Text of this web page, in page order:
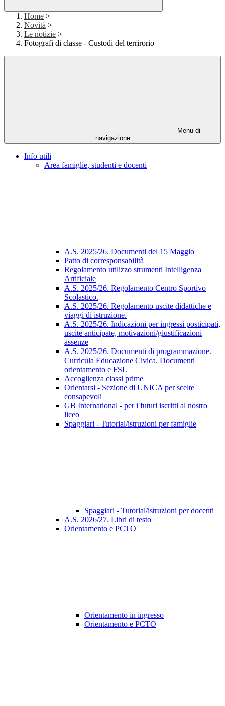
Home >
Novità >
Le notizie >
Fotografi di classe - Custodi del terrirorio
Menu di
navigazione
Info utili
Area famiglie, studenti e docenti
A.S. 2025/26. Documenti del 15 Maggio
Patto di corresponsabilità
Regolamento utilizzo strumenti Intelligenza
Artificiale
A.S. 2025/26. Regolamento Centro Sportivo
Scolastico.
A.S. 2025/26. Regolamento uscite didattiche e
viaggi di istruzione.
A.S. 2025/26. Indicazioni per ingressi posticipati,
uscite anticipate, motivazioni/giustificazioni
assenze
A.S. 2025/26. Documenti di programmazione.
Curricula Educazione Civica. Documenti
orientamento e FSL
Accoglienza classi prime
Orientarsi - Sezione di UNICA per scelte
consapevoli
GB International - per i futuri iscritti al nostro
liceo
Spaggiari - Tutorial/istruzioni per famiglie
Spaggiari - Tutorial/istruzioni per docenti
A.S. 2026/27. Libri di testo
Orientamento e PCTO
Orientamento in ingresso
Orientamento e PCTO